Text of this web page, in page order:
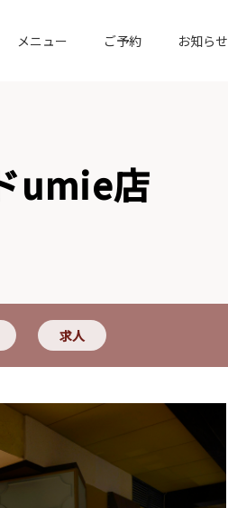
メニュー ご予約 お知らせ
umie店
求人